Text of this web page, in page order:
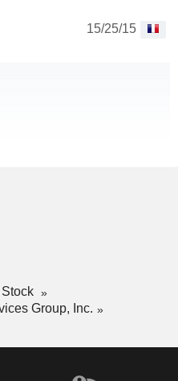
15/25/15
Group, Inc.